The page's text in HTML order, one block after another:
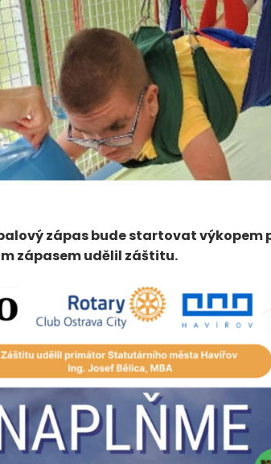
zápas bude startovat výkopem
zápasem udělil záštitu.